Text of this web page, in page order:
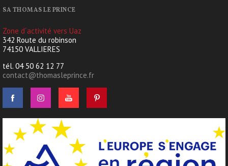
SA THOMAS LE PRINCE
Zone d´activité vers Uaz
342 Route du robinson
74150 VALLIERES
tél. 04 50 62 12 77
contact@thomasleprince.fr